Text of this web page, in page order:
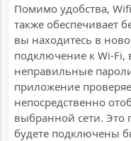
Помимо удобства,
также обеспечивает
вы находитесь в
подключение к Wi-Fi,
неправильные
приложение
непосредственно
выбранной сети. Это
будете подключены